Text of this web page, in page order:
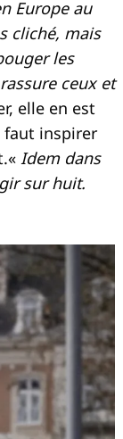
Europe au
cliché, mais
les
ceux et
elle en est
faut inspirer
Idem dans
sur huit.